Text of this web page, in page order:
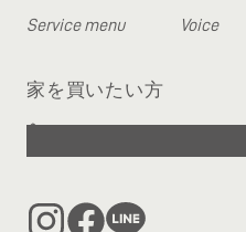
Service menu
Voice
家を買いたい方
へ